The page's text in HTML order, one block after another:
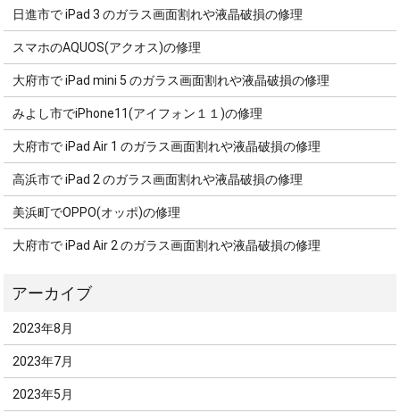
日進市で iPad 3 のガラス画面割れや液晶破損の修理
スマホのAQUOS(アクオス)の修理
大府市で iPad mini 5 のガラス画面割れや液晶破損の修理
みよし市でiPhone11(アイフォン１１)の修理
大府市で iPad Air 1 のガラス画面割れや液晶破損の修理
高浜市で iPad 2 のガラス画面割れや液晶破損の修理
美浜町でOPPO(オッポ)の修理
大府市で iPad Air 2 のガラス画面割れや液晶破損の修理
2023年8月
2023年7月
2023年5月